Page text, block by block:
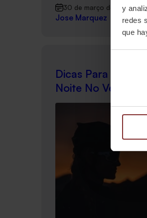
y
redes
que
30 de março de 2022
Jose Marquez
Dicas Para Filmar
Noite No Verão